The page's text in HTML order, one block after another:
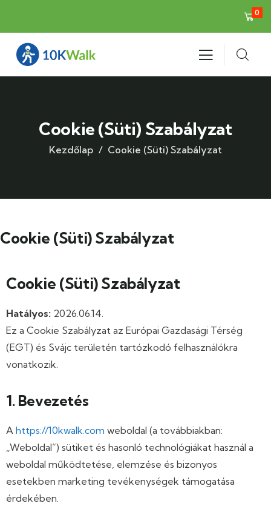
0
Cookie (Süti) Szabályzat
Kezdőlap Cookie (Süti) Szabályzat
Cookie (Süti) Szabályzat
Cookie (Süti) Szabályzat
Hatályos: 2026.06.14.
Ez a Cookie Szabályzat az Európai Gazdasági Térség
(EGT) és Svájc területén tartózkodó felhasználókra
vonatkozik.
1. Bevezetés
A https://10kwalk.com weboldal (a továbbiakban:
„Weboldal”) sütiket és hasonló technológiákat használ a
weboldal működtetése, elemzése és bizonyos
esetekben marketing tevékenységek támogatása
érdekében.